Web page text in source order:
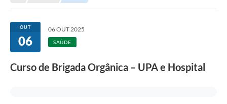
Cidadão
Publicações
OUT
06
06 OUT 2025
SAÚDE
Curso de Brigada Orgânica – UPA e Hospital